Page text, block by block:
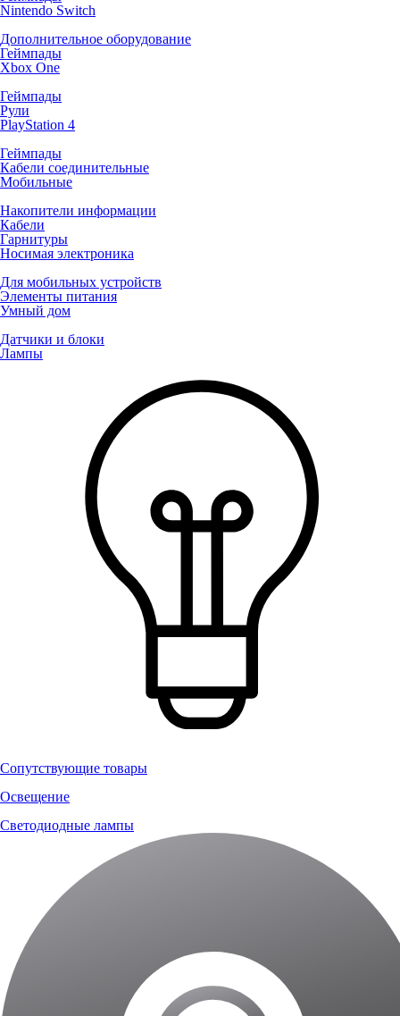
Nintendo Switch
Дополнительное оборудование
Геймпады
Xbox One
Геймпады
Рули
PlayStation 4
Геймпады
Кабели соединительные
Мобильные
Накопители информации
Кабели
Гарнитуры
Носимая электроника
Для мобильных устройств
Элементы питания
Умный дом
Датчики и блоки
Лампы
Сопутствующие товары
Освещение
Светодиодные лампы